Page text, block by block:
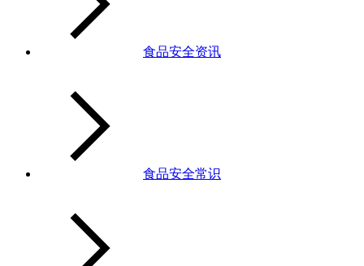
食品安全资讯
食品安全常识